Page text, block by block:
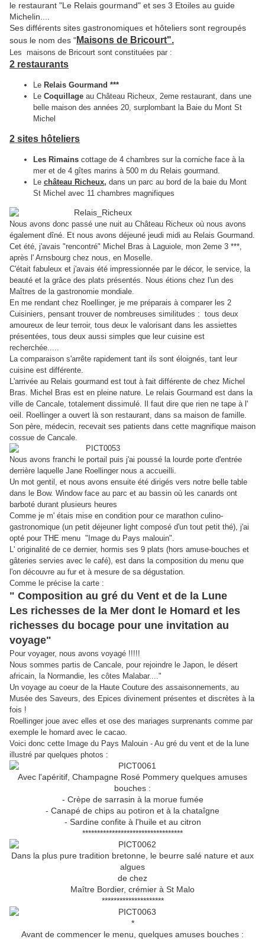
le restaurant "Le Relais gourmand" et ses 3 Etoiles au guide
Michelin....
Ses différents sites gastronomiques et hôteliers sont regroupés
sous le nom des "Maisons de Bricourt".
Les maisons de Bricourt sont constituées par :
2 restaurants
Le Relais Gourmand ***
Le Coquillage au Château Richeux, 2eme restaurant, dans une
belle maison des années 20, surplombant la Baie du Mont St
Michel
2 sites hôteliers
Les Rimains cottage de 4 chambres sur la corniche face à la
mer et de 4 gîtes marins à 500 m du Relais gourmand.
Le château Richeux, dans un parc au bord de la baie du Mont
St Michel avec 11 chambres magnifiques
Nous avons donc passé une nuit au Château Richeux où nous avons
également dîné. Et nous avons déjeuné jeudi midi au Relais Gourmand.
Cet été, j'avais "rencontré" Michel Bras à Laguiole, mon 2eme 3 ***,
après l' Arnsbourg chez nous, en Moselle.
C'était fabuleux et j'avais été impressionnée par le décor, le service, la
beauté et la grâce des plats présentés. Nous étions chez l'un des
Maîtres de la gastronomie mondiale.
En me rendant chez Roellinger, je me préparais à comparer les 2
Cuisiniers, pensant trouver de nombreuses similitudes : tous deux
amoureux de leur terroir, tous deux le valorisant dans les assiettes
présentées, tous deux aussi simples que leur cuisine est
recherchée.....
La comparaison s'arrête rapidement tant ils sont éloignés, tant leur
cuisine est différente.
L'arrivée au Relais gourmand est tout à fait différente de chez Michel
Bras. Michel Bras est en pleine nature. Le relais Gourmand est dans la
ville de Cancale, totalement dissimulé. Il faut dire que rien ne tape à l'
oeil. Roellinger a ouvert là son restaurant, dans sa maison de famille.
Son père, médecin, recevait ses patients dans cette magnifique maison
cossue de Cancale.
Nous avons franchi le portail puis j'ai poussé la lourde porte d'entrée
derrière laquelle Jane Roellinger nous a accueilli.
Un mot gentil, et nous avons ensuite été dirigés vers notre belle table
dans le Bow. Window face au parc et au bassin où les canards ont
barboté durant plusieurs heures
Comme je m' étais mise en condition pour ce marathon culino-
gastronomique (un petit déjeuner light composé d'un tout petit thé), j'ai
opté pour THE menu "Image du Pays malouin".
L' originalité de ce dernier, hormis ses 9 plats (hors amuse-bouches et
gâteries servies avec le café), est dans la composition du menu que
l'on découvre au fur et à mesure de sa dégustation.
Comme le précise la carte :
" Composition au gré du Vent et de la Lune
Les richesses de la Mer dont le Homard et les
richesses du bocage pour une invitation au
voyage"
Pour voyager, nous avons voyagé !!!!!
Nous sommes partis de Cancale, pour rejoindre le Japon, le désert
africain, la Normandie, les côtes Malabar...."
Un voyage au coeur de la Haute Couture des assaisonnements, au
Musée des Saveurs, des Epices divinement présentes et discrètes à la
fois !
Roellinger joue avec elles et ose des mariages surprenants comme par
exemple le homard avec le cacao.
Voici donc cette Image du Pays Malouin - Au gré du vent et de la lune
illustré par quelques photos :
Avec l'apéritif, Champagne Rosé Pommery quelques amuses
bouches :
- Crèpe de sarrasin à la morue fumée
- Canapé de chips au potiron et à la chataîgne
- Sardine confite à l'huile et au citron
**********************************
Dans la plus pure tradition bretonne, le beurre salé nature et aux
algues
de chez
Maître Bordier, crémier à St Malo
*********************
*
Avant de commencer le menu, quelques amuses bouches :